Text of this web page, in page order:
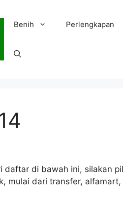
Benih Perlengkapan
di bawah ini, silakan
mulai dari transfer,